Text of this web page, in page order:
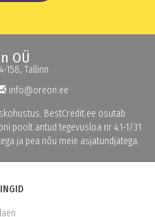
OÜ
158, Tallinn
info@oreon.ee
BestCredit.ee osutab
poolt antud tegevusloa nr 4.1-1/31
ja pea nõu meie asjatundjatega.